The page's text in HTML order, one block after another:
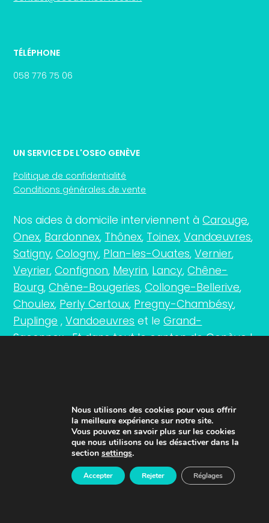
TÉLÉPHONE
058 776 75 06
UN SERVICE DE L'OSEO GENÈVE
Politique de confidentialité
Conditions générales de vente
Nos aides à domicile interviennent àCarouge,
Onex, Bardonnex, Thônex, Toinex,Vandœuvres,
Satigny,Cologny, Plan-les-Ouates,Vernier,
Veyrier,Confignon, Meyrin, Lancy,Chêne-
Bourg,Chêne-Bougeries,Collonge-Bellerive,
Choulex, Perly Certoux, Pregny-Chambésy,
Puplinge ,Vandoeuvres et leGrand-
Saconnex… Et dans tout le canton deGenève!
Nous utilisons des cookies pour vous offrir
la meilleure expérience sur notre site.
Vous pouvez en savoir plus sur les cookies
que nous utilisons ou les désactiver dans la
section settings.
Accepter Rejeter Réglages